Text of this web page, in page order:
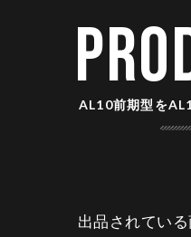
AL10前期型を
出品されている